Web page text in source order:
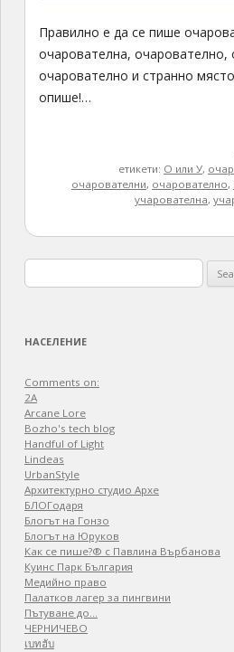
Правилно е да се пише
очарователна, очарователно,
очарователно и странно
опише!…
етикети: О или У,
очарователни, очарователно,
учарователна,
for:
НАСЕЛЕНИЕ
Comments on:
2A
Arcane Lore
Bozho's tech blog
Handful of Light
Lindeas
UrbanStyle
Архитектурно студио Архе
БЛОГодаря
Блогът на Гонзо
Блогът на Юруков
Как се пише?® с Павлина Върбанова
Куинс Парк България
Медийно право
Палатков лагер зa пингвини
Пътуване до…
ЧЕРНИЧЕВО
เบทฮับ